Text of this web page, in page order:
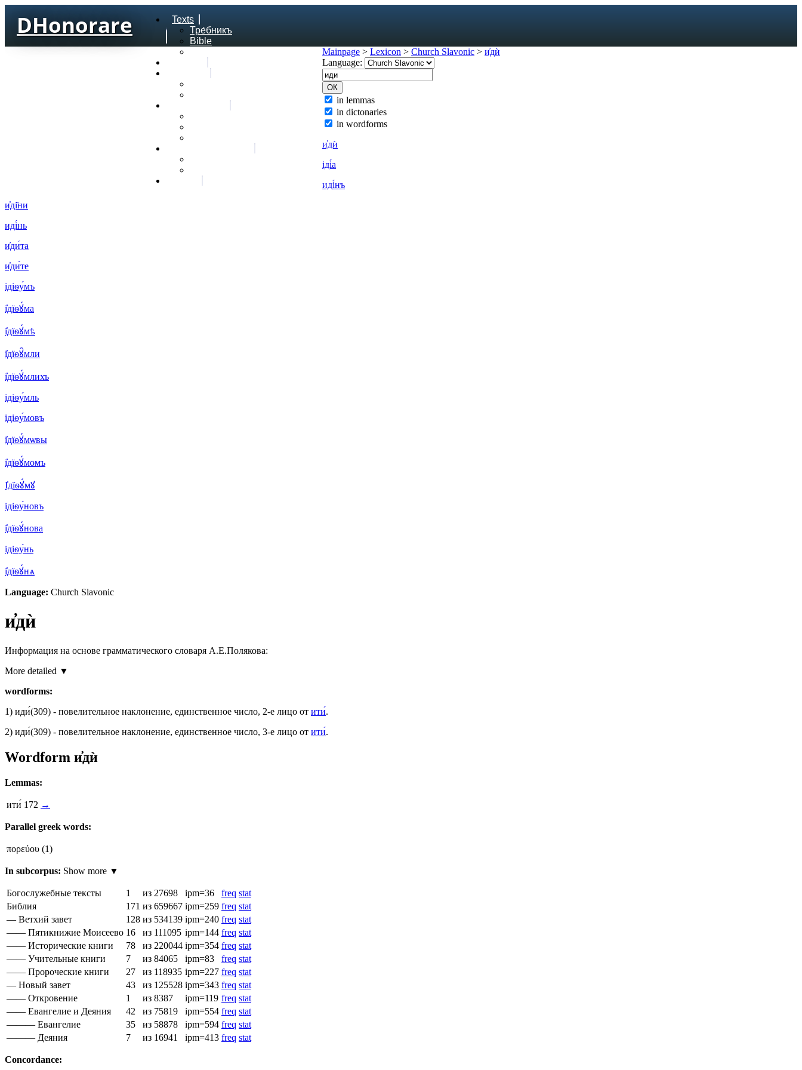
DHonorare
Texts
Тре́бникъ
Bible
Mainpage > Lexicon > Church Slavonic > и҆дѝ
Language:
in lemmas
in dictonaries
in wordforms
и҆дѝ
іді́а
иді́нъ
и҆ді̑ни
иді́нь
и҆ди́та
и҆ди́те
ідіѳу́мъ
і҆дїѳꙋ́ма
і҆дїѳꙋ́мѣ
і҆дїѳꙋ̑мли
і҆дїѳꙋ́млихъ
ідіѳу́мль
ідіѳу́мовъ
і҆дїѳꙋ́мѡвы
і҆дїѳꙋ́момъ
І҆дїѳꙋ́мꙋ
ідіѳу́новъ
і҆дїѳꙋ́нова
ідіѳу́нь
і҆дїѳꙋ́нѧ
Language: Church Slavonic
и҆дѝ
Информация на основе грамматического словаря А.Е.Полякова:
More detailed ▼
wordforms:
1) иди́(309) - повелительное наклонение, единственное число, 2-е лицо от ити́.
2) иди́(309) - повелительное наклонение, единственное число, 3-е лицо от ити́.
Wordform и҆дѝ
Lemmas:
ити́ 172 →
Parallel greek words:
πορεύου (1)
In subcorpus: Show more ▼
Богослужебные тексты 1 из 27698 ipm=36 freq stat
Библия
171 из 659667 ipm=259 freq stat
— Ветхий завет
128 из 534139 ipm=240 freq stat
—— Пятикнижие Моисеево 16 из 111095 ipm=144 freq stat
—— Исторические книги
78 из 220044 ipm=354 freq stat
—— Учительные книги
7 из 84065 ipm=83 freq stat
—— Пророческие книги
27 из 118935 ipm=227 freq stat
— Новый завет
43 из 125528 ipm=343 freq stat
—— Откровение
1 из 8387 ipm=119 freq stat
—— Евангелие и Деяния
42 из 75819 ipm=554 freq stat
——— Евангелие
35 из 58878 ipm=594 freq stat
——— Деяния
7 из 16941 ipm=413 freq stat
Concordance: